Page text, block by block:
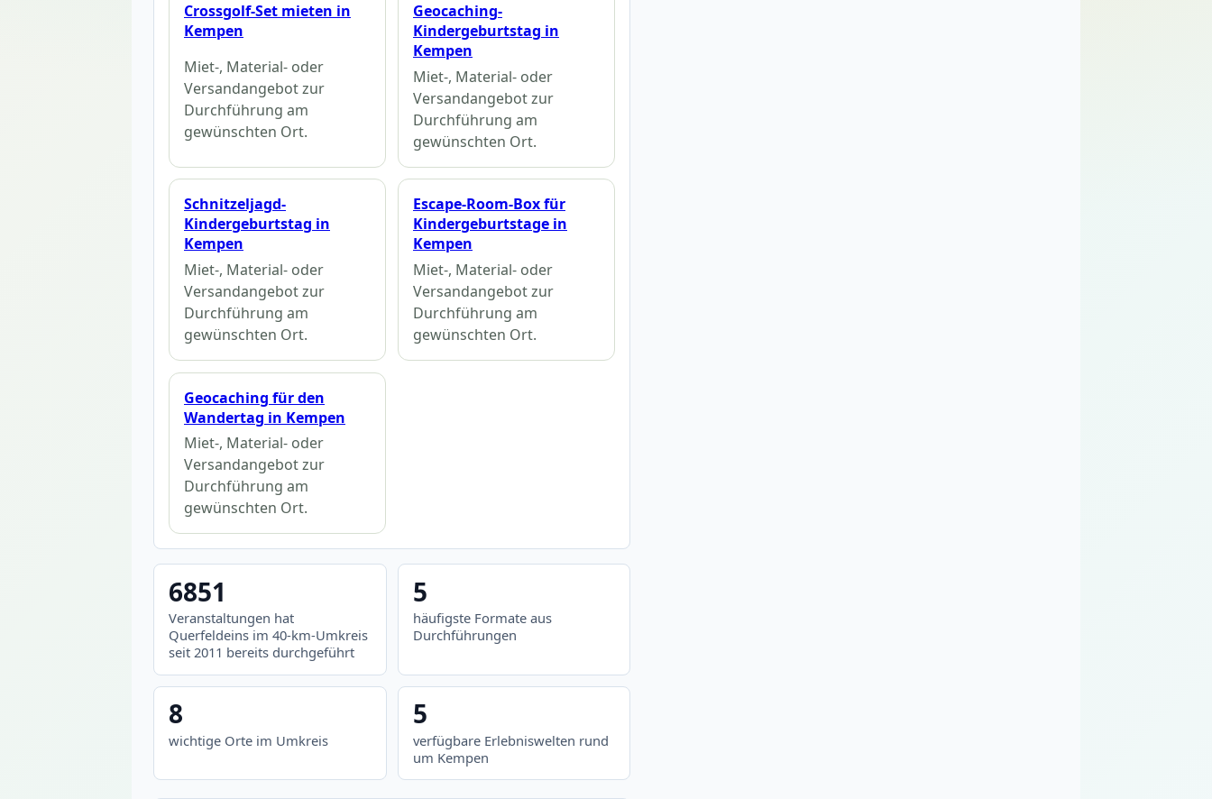
Crossgolf-Set mieten in
Kempen
Miet-, Material- oder
Versandangebot zur
Durchführung am
gewünschten Ort.
Geocaching-
Kindergeburtstag in
Kempen
Miet-, Material- oder
Versandangebot zur
Durchführung am
gewünschten Ort.
Schnitzeljagd-
Kindergeburtstag in
Kempen
Miet-, Material- oder
Versandangebot zur
Durchführung am
gewünschten Ort.
Escape-Room-Box für
Kindergeburtstage in
Kempen
Miet-, Material- oder
Versandangebot zur
Durchführung am
gewünschten Ort.
Geocaching für den
Wandertag in Kempen
Miet-, Material- oder
Versandangebot zur
Durchführung am
gewünschten Ort.
6851
Veranstaltungen hat
Querfeldeins im 40-km-Umkreis
seit 2011 bereits durchgeführt
5
häufigste Formate aus
Durchführungen
8
wichtige Orte im Umkreis
5
verfügbare Erlebniswelten rund
um Kempen